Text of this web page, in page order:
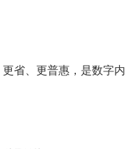
省、更普惠，是数字内